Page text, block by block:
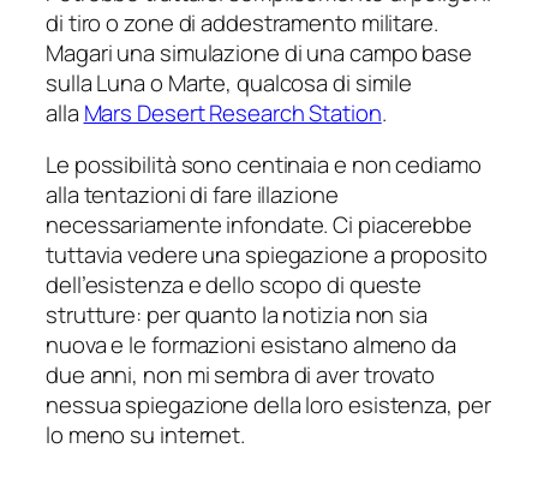
di tiro o zone di addestramento militare.
Magari una simulazione di una campo base
sulla Luna o Marte, qualcosa di simile
alla Mars Desert Research Station.
Le possibilità sono centinaia e non cediamo
alla tentazioni di fare illazione
necessariamente infondate. Ci piacerebbe
tuttavia vedere una spiegazione a proposito
dell’esistenza e dello scopo di queste
strutture: per quanto la notizia non sia
nuova e le formazioni esistano almeno da
due anni, non mi sembra di aver trovato
nessua spiegazione della loro esistenza, per
lo meno su internet.